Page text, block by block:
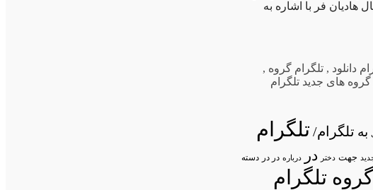
هادیان فر با اشاره به
دانلود , تلگرام گروه ,
گروه های جدید تلگرام
به تلگرام/ تلگرام
جهت دختر در درباره در در دسته
گروه تلگرام